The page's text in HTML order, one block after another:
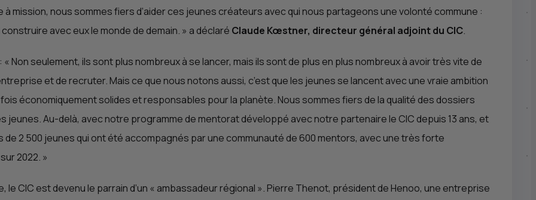
mission, nous sommes fiers d’aider ces jeunes créateurs avec qui nous partageons une volonté commune :
avec eux le monde de demain. » a déclaré Claude Kœstner, directeur général adjoint du CIC.
: « Non seulement, ils sont plus nombreux à se lancer, mais ils sont de plus en plus nombreux à avoir très vite de
et de recruter. Mais ce que nous notons aussi, c’est que les jeunes se lancent avec une vraie ambition
économiquement solides et responsables pour la planète. Nous sommes fiers de la qualité des dossiers
jeunes. Au-delà, avec notre programme de mentorat développé avec notre partenaire le CIC depuis 13 ans, et
de 2 500 jeunes qui ont été accompagnés par une communauté de 600 mentors, avec une très forte
2022. »
le CIC est devenu le parrain d’un « ambassadeur régional ». Pierre Thenot, président de Henoo, une entreprise